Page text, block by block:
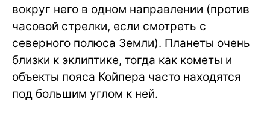
вокруг него в одном направлении (против
часовой стрелки, если смотреть с
северного полюса Земли). Планеты очень
близки к эклиптике, тогда как кометы и
объекты пояса Койпера часто находятся
под большим углом к ней.